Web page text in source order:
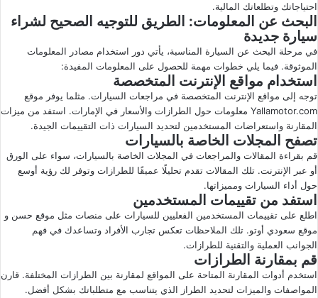
احتياجاتك وتطلعاتك المالية.
البحث عن المعلومات: الطريق للتوجيه الصحيح لشراء
سيارة جديدة
في مرحلة البحث عن السيارة المناسبة، يأتي دور استخدام مصادر المعلومات
الموثوقة. فيما يلي خطوات مهمة للحصول على المعلومات المفيدة:
استخدام مواقع الإنترنت المتخصصة
توجه إلى مواقع الإنترنت المتخصصة في مراجعات السيارات. مثلما يوفر موقع
Yallamotor.com معلومات حول الطرازات والأسعار في الإمارات. استفد من ميزات
المقارنة واستعراضات المستخدمين لتحديد السيارات ذات التقييمات الجيدة.
تصفح المجلات الخاصة بالسيارات
قم بقراءة المقالات والمراجعات في المجلات الخاصة بالسيارات، سواء على الورق
أو عبر الإنترنت. تلك المقالات تقدم تحليلًا عميقًا للطرازات وتوفر لك رؤية أوسع
حول أداء السيارات ومميزاتها.
استفد من تقييمات المستخدمين
اطلع على تقييمات المستخدمين الفعليين للسيارات على منصات مثل موقع حسن و
موقع سعودي أوتو. تلك الملاحظات تعكس تجارب الأفراد وتساعدك في فهم
الجوانب العملية والتقنية للطرازات.
قم بمقارنة الطرازات
استخدم أدوات المقارنة المتاحة على المواقع لمقارنة بين الطرازات المختلفة. قارن
المواصفات والميزات لتحديد الطراز الذي يتناسب مع متطلباتك بشكل أفضل.